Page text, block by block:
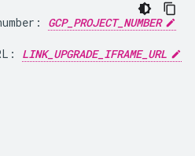
GCP_PROJECT_NUMBER
LINK_UPGRADE_IFRAME_URL